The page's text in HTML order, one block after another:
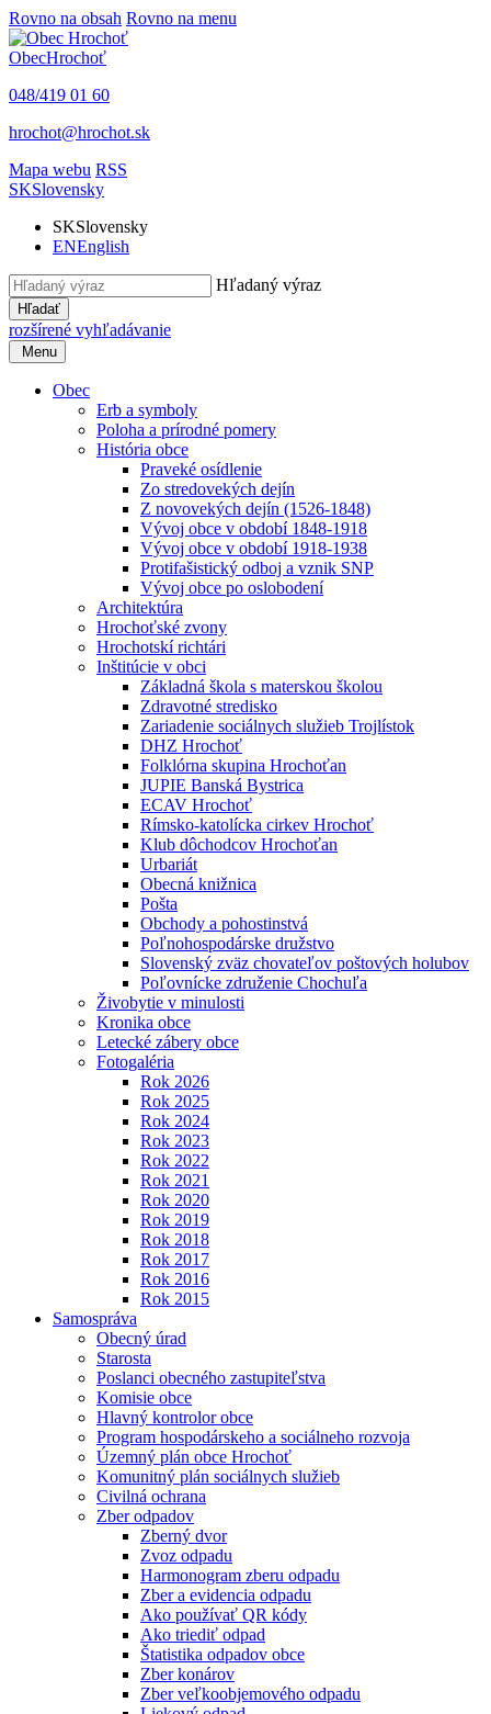
Rovno na obsah Rovno na menu
ObecHrochoť
048/419 01 60
hrochot@hrochot.sk
Mapa webu RSS
SKSlovensky
SKSlovensky
ENEnglish
Hľadaný výraz
Hľadať
rozšírené vyhľadávanie
Menu
Obec
Erb a symboly
Poloha a prírodné pomery
História obce
Praveké osídlenie
Zo stredovekých dejín
Z novovekých dejín (1526-1848)
Vývoj obce v období 1848-1918
Vývoj obce v období 1918-1938
Protifašistický odboj a vznik SNP
Vývoj obce po oslobodení
Architektúra
Hrochoťské zvony
Hrochotskí richtári
Inštitúcie v obci
Základná škola s materskou školou
Zdravotné stredisko
Zariadenie sociálnych služieb Trojlístok
DHZ Hrochoť
Folklórna skupina Hrochoťan
JUPIE Banská Bystrica
ECAV Hrochoť
Rímsko-katolícka cirkev Hrochoť
Klub dôchodcov Hrochoťan
Urbariát
Obecná knižnica
Pošta
Obchody a pohostinstvá
Poľnohospodárske družstvo
Slovenský zväz chovateľov poštových holubov
Poľovnícke združenie Chochuľa
Živobytie v minulosti
Kronika obce
Letecké zábery obce
Fotogaléria
Rok 2026
Rok 2025
Rok 2024
Rok 2023
Rok 2022
Rok 2021
Rok 2020
Rok 2019
Rok 2018
Rok 2017
Rok 2016
Rok 2015
Samospráva
Obecný úrad
Starosta
Poslanci obecného zastupiteľstva
Komisie obce
Hlavný kontrolor obce
Program hospodárskeho a sociálneho rozvoja
Územný plán obce Hrochoť
Komunitný plán sociálnych služieb
Civilná ochrana
Zber odpadov
Zberný dvor
Zvoz odpadu
Harmonogram zberu odpadu
Zber a evidencia odpadu
Ako používať QR kódy
Ako triediť odpad
Štatistika odpadov obce
Zber konárov
Zber veľkoobjemového odpadu